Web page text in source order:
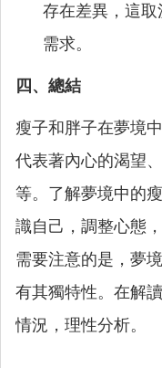
存在差異，這
需求。
四、總結
瘦子和胖子在夢境
代表著內心的渴望
等。了解夢境中的
識自己，調整心態
需要注意的是，夢
有其獨特性。在解
情況，理性分析。